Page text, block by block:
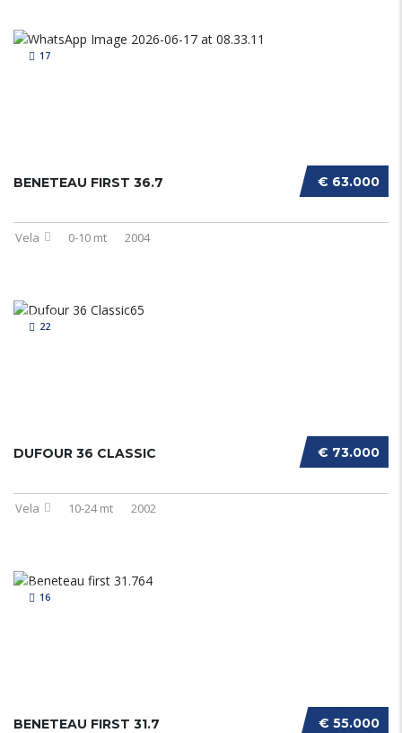
17
€ 63.000
BENETEAU FIRST 36.7
Vela 0-10 mt 2004
22
€ 73.000
DUFOUR 36 CLASSIC
Vela 10-24 mt 2002
16
€ 55.000
BENETEAU FIRST 31.7